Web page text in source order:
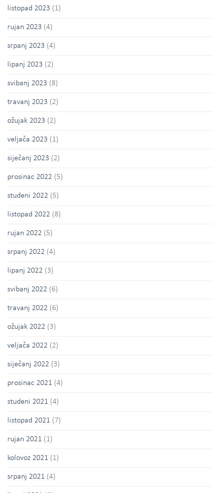
listopad 2023 (1)
rujan 2023 (4)
srpanj 2023 (4)
lipanj 2023 (2)
svibanj 2023 (8)
travanj 2023 (2)
ožujak 2023 (2)
veljača 2023 (1)
siječanj 2023 (2)
prosinac 2022 (5)
studeni 2022 (5)
listopad 2022 (8)
rujan 2022 (5)
srpanj 2022 (4)
lipanj 2022 (3)
svibanj 2022 (6)
travanj 2022 (6)
ožujak 2022 (3)
veljača 2022 (2)
siječanj 2022 (3)
prosinac 2021 (4)
studeni 2021 (4)
listopad 2021 (7)
rujan 2021 (1)
kolovoz 2021 (1)
srpanj 2021 (4)